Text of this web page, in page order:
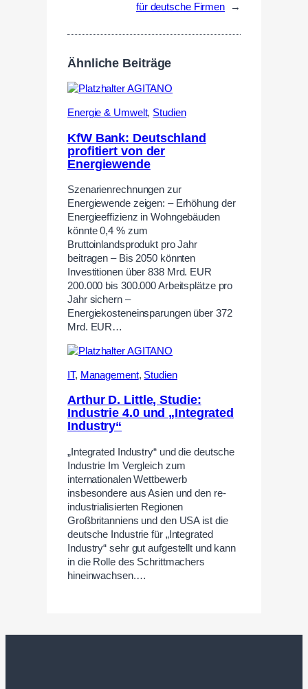
für deutsche Firmen
→
Ähnliche Beiträge
Energie & Umwelt, Studien
KfW Bank: Deutschland
profitiert von der
Energiewende
Szenarienrechnungen zur
Energiewende zeigen: – Erhöhung der
Energieeffizienz in Wohngebäuden
könnte 0,4 % zum
Bruttoinlandsprodukt pro Jahr
beitragen – Bis 2050 könnten
Investitionen über 838 Mrd. EUR
200.000 bis 300.000 Arbeitsplätze pro
Jahr sichern –
Energiekosteneinsparungen über 372
Mrd. EUR…
IT, Management, Studien
Arthur D. Little, Studie:
Industrie 4.0 und „Integrated
Industry“
„Integrated Industry“ und die deutsche
Industrie Im Vergleich zum
internationalen Wettbewerb
insbesondere aus Asien und den re-
industrialisierten Regionen
Großbritanniens und den USA ist die
deutsche Industrie für „Integrated
Industry“ sehr gut aufgestellt und kann
in die Rolle des Schrittmachers
hineinwachsen.…